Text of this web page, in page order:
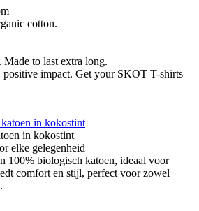
cotton.
to last extra long.
impact. Get your SKOT T-shirts
in kokostint
elke gelegenheid
100% biologisch katoen, ideaal voor
comfort en stijl, perfect voor zowel